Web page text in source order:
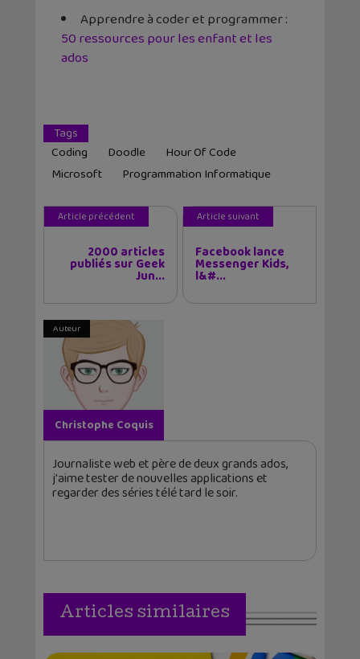
Apprendre à coder et programmer :
50 ressources pour les enfant et les
ados
Tags
Coding
Doodle
Hour Of Code
Microsoft
Programmation Informatique
Article précédent
2000 articles
publiés sur Geek
Jun...
Article suivant
Facebook lance
Messenger Kids,
l&#...
Auteur
Christophe Coquis
Journaliste web et père de deux grands ados,
j'aime tester de nouvelles applications et
regarder des séries télé tard le soir.
Articles similaires